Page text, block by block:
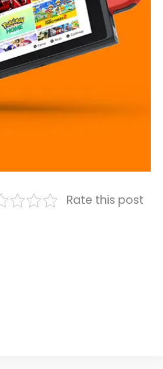
Rate this post